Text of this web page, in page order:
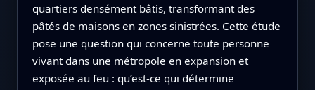
quartiers densément bâtis, transformant des
pâtés de maisons en zones sinistrées. Cette étude
pose une question qui concerne toute personne
vivant dans une métropole en expansion et
exposée au feu : qu’est‑ce qui détermine